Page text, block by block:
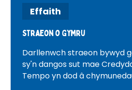
Effaith
Straeon o Gymru
Darllenwch straeon bywyd
sy'n dangos sut mae
Tempo yn dod â